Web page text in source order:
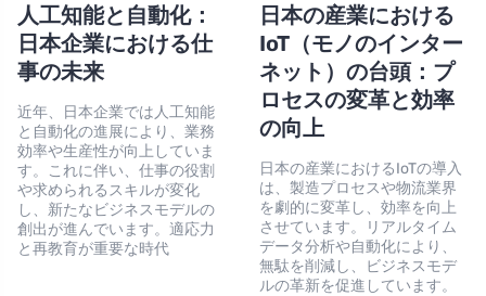
人工知能と自動化：
日本企業における仕
事の未来
近年、日本企業では人工知能
と自動化の進展により、業務
効率や生産性が向上していま
す。これに伴い、仕事の役割
や求められるスキルが変化
し、新たなビジネスモデルの
創出が進んでいます。適応力
と再教育が重要な時代
日本の産業における
IoT（モノのインター
ネット）の台頭：プ
ロセスの変革と効率
の向上
日本の産業におけるIoTの導入
は、製造プロセスや物流業界
を劇的に変革し、効率を向上
させています。リアルタイム
データ分析や自動化により、
無駄を削減し、ビジネスモデ
ルの革新を促進しています。